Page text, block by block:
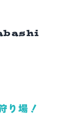
り場！